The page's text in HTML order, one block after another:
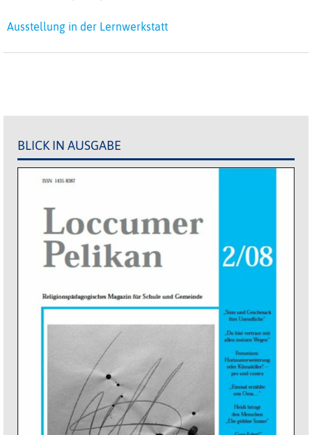
Ausstellung in der Lernwerkstatt
BLICK IN AUSGABE